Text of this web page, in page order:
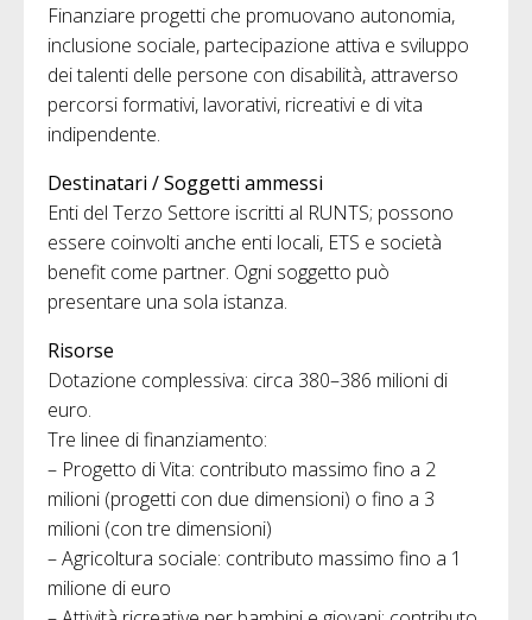
Finanziare progetti che promuovano autonomia,
inclusione sociale, partecipazione attiva e sviluppo
dei talenti delle persone con disabilità, attraverso
percorsi formativi, lavorativi, ricreativi e di vita
indipendente.
Destinatari / Soggetti ammessi
Enti del Terzo Settore iscritti al RUNTS; possono
essere coinvolti anche enti locali, ETS e società
benefit come partner. Ogni soggetto può
presentare una sola istanza.
Risorse
Dotazione complessiva: circa 380–386 milioni di
euro.
Tre linee di finanziamento:
– Progetto di Vita: contributo massimo fino a 2
milioni (progetti con due dimensioni) o fino a 3
milioni (con tre dimensioni)
– Agricoltura sociale: contributo massimo fino a 1
milione di euro